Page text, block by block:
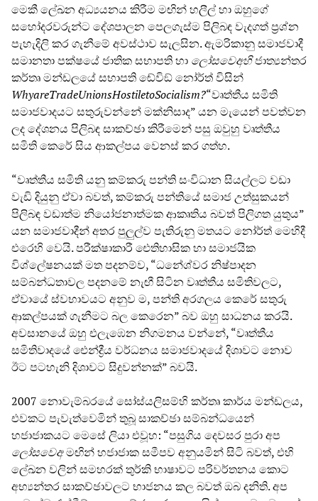
මෙකී ලේඛන අධ්‍යයනය කිරීම මඟින් හලීල් හා ඔහුගේ
සහෝදරවරුන්ට දේශපාලන පෙලගැස්ම පිලිබඳ වැදගත් ප්‍රශ්න
පැහැදිලි කර ගැනීමේ අවස්ථාව සැලසින. ඇමරිකානු සමාජවාදී
සමානතා පක්ෂයේ ජාතික සභාපති හා ලසවඅහජාත්‍යන්තර
කර්තෘ මන්ඩලයේ සභාපති ඬේවිඞ් නෝර්ත් විසින්
WhyareTradeUnionsHostiletoSocialism?“වෘත්තීය සමිති
සමාජවාදයට සතුරුවන්නේ මක්නිසාද” යන මැයෙන් පවත්වන
ලද දේශනය පිලිබඳ සාකච්ඡා කිරීමෙන් පසු ඔවුහු වෘත්තීය
සමිති කෙරේ සිය ආකල්පය වෙනස් කර ගත්හ.
“වෘත්තීය සමිති යනු කම්කරු පන්ති සංවිධාන සියල්ලට වඩා
වැඩි දියුනු ඒවා බවත්, කම්කරු පන්තියේ සමාජ උත්සුකයන්
පිලිබඳ වඩාත්ම නියෝජනාත්මක ආකෘතිය බවත් පිලිගත යුතුය”
යන සමාජවාදීන් අතර පුලුල්ව පැතිරුනු මතයට නෝර්ත් මෙහිදී
එරෙහි වෙයි. පරීක්ෂාකාරී ඓතිහාසික හා සමාජයික
විශ්ලේෂනයක් මත පදනම්ව, “ධනේශ්වර නිෂ්පාදන
සම්බන්ධතාවල පදනමේ නැඟී සිටින වෘත්තීය සමිතිවලට,
ඒවායේ ස්වභාවයට අනුව ම, පන්ති අරගලය කෙරේ සතුරු
ආකල්පයක් ගැනීමට බල කෙරෙන” බව ඔහු සාධනය කරයි.
අවසානයේ ඔහු එලැඹෙන නිගමනය වන්නේ, “වෘත්තීය
සමිතිවාදයේ ඓන්ද්‍රීය වර්ධනය සමාජවාදයේ දිශාවට නොව
ඊට පටහැනි දිශාවට සිදුවන්නක්” බවයි.
2007 නොවැම්බරයේ සෝස්යලිසම්හි කර්තෘ කාර්ය මන්ඩලය,
එවකට පැවැත්වෙමින් තුබූ සාකච්ඡා සම්බන්ධයෙන්
හජාජාකයට මෙසේ ලියා එවූහ: “පසුගිය දෙවසර පුරා අප
ලසවඅමඟින් හජාජාක සමීපව අනුයමින් සිටි බවත්, එහි
ලේඛන වලින් සමහරක් තුර්කි භාෂාවට පරිවර්තනය කොට
අභ්‍යන්තර සාකච්ඡාවලට භාජනය කල බවත් ඔබ දනිති. අප